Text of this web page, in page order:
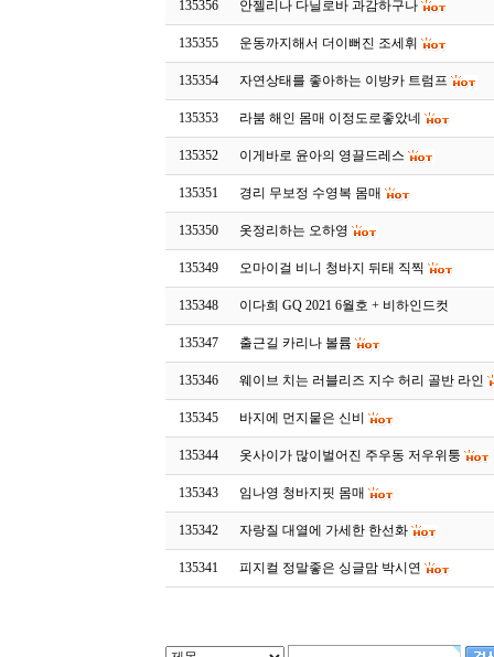
135356 안젤리나 다닐로바 과감하구나
135355 운동까지해서 더이뻐진 조세휘
135354 자연상태를 좋아하는 이방카 트럼프
135353 라붐 해인 몸매 이정도로좋았네
135352 이게바로 윤아의 영끌드레스
135351 경리 무보정 수영복 몸매
135350 옷정리하는 오하영
135349 오마이걸 비니 청바지 뒤태 직찍
135348 이다희 GQ 2021 6월호 + 비하인드컷
135347 출근길 카리나 볼륨
135346 웨이브 치는 러블리즈 지수 허리 골반 라인
135345 바지에 먼지뭍은 신비
135344 옷사이가 많이벌어진 주우동 저우위퉁
135343 임나영 청바지핏 몸매
135342 자랑질 대열에 가세한 한선화
135341 피지컬 정말좋은 싱글맘 박시연